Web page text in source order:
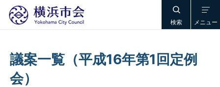
検索 メニュー
議案一覧（平成16年第1回定例
会）